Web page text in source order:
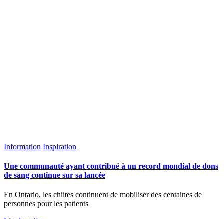
Information Inspiration
Une communauté ayant contribué à un record mondial de dons
de sang continue sur sa lancée
En Ontario, les chiites continuent de mobiliser des centaines de
personnes pour les patients